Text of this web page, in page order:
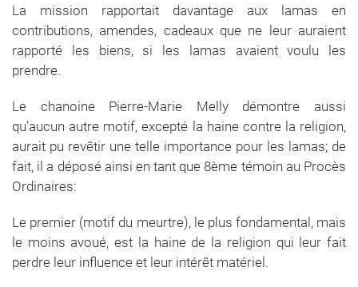
La mission rapportait davantage aux lamas en
contributions, amendes, cadeaux que ne leur auraient
rapporté les biens, si les lamas avaient voulu les
prendre.
Le chanoine Pierre-Marie Melly démontre aussi
qu’aucun autre motif, excepté la haine contre la religion,
aurait pu revêtir une telle importance pour les lamas; de
fait, il a déposé ainsi en tant que 8ème témoin au Procès
Ordinaires:
Le premier (motif du meurtre), le plus fondamental, mais
le moins avoué, est la haine de la religion qui leur fait
perdre leur influence et leur intérêt matériel.